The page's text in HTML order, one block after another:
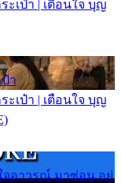
ะเป๋า | เตือนใจ บุญ
ป๋า
ะเป๋า | เตือนใจ บุญ
จอาวรณ์ มาซ่อน อยู่